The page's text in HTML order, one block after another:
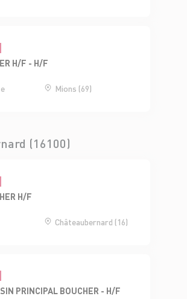
H/F - H/F
Mions (69)
(16100)
H/F
Châteaubernard (16)
PRINCIPAL BOUCHER - H/F